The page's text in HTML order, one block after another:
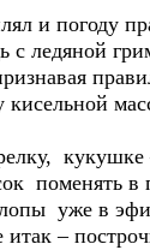
и погоду
с ледяной
кисельной
кукушке
поменять в
уже в
–